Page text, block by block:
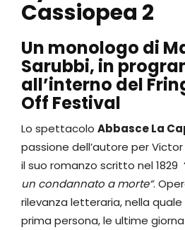
Cassiopea 2
Un monologo di
Sarubbi, in
all’interno del
Off Festival
Lo spettacolo Abbasce La
passione dell’autore per
il suo romanzo scritto nel 1829
un condannato a morte“.
rilevanza letteraria, nella
prima persona, le ultime